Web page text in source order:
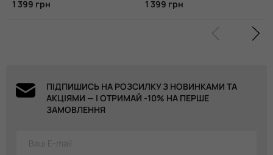
1 399 грн 1 399 грн
ПІДПИШИСЬ НА РОЗСИЛКУ З НОВИНКАМИ ТА
АКЦІЯМИ — І ОТРИМАЙ -10% НА ПЕРШЕ
ЗАМОВЛЕННЯ